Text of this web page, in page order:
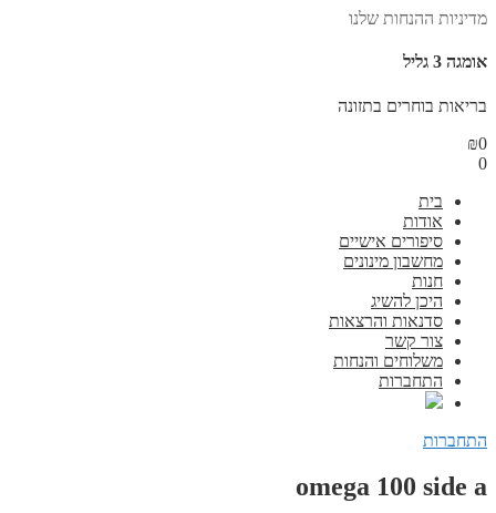
מדיניות ההנחות שלנו
אומגה 3 גליל
בריאות בוחרים בתזונה
₪0
0
בית
אודות
סיפורים אישיים
מחשבון מינונים
חנות
היכן להשיג
סדנאות והרצאות
צור קשר
משלוחים והנחות
התחברות
התחברות
omega 100 side a